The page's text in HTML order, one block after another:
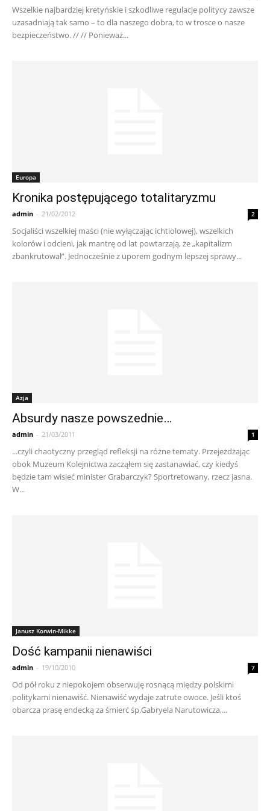
Wszelkie najbardziej kretyńskie i szkodliwe regulacje politycy zawsze
uzasadniają tak samo – to dla naszego dobra, to w trosce o nasze
bezpieczeństwo. // // Ponieważ...
Europa
Kronika postępującego totalitaryzmu
admin - 21/02/2012 2
Socjaliści wszelkiej maści (nie wyłączając ichtiolowej), wszelkich
kolorów i odcieni, jak mantrę od lat powtarzają, że „kapitalizm
zbankrutował”. Jednocześnie z uporem godnym lepszej sprawy...
Azja
Absurdy nasze powszednie…
admin - 21/03/2011 1
...czyli chaotyczny przegląd refleksji na różne tematy. Przejeżdżając
obok Muzeum Kolejnictwa zacząłem się zastanawiać, czy kiedyś
będzie tam wisieć minister Grabarczyk? Sportretowany, rzecz jasna.
W...
Janusz Korwin-Mikke
Dość kampanii nienawiści
admin - 19/10/2010 7
Od pół roku z niepokojem obserwuję rosnącą między polskimi
politykami nienawiść. Nienawiść wydaje zatrute owoce. Jeśli ktoś
obarcza prasę endecką za śmierć śp.Gabryela Narutowicza,...